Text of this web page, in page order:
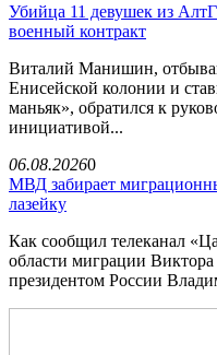
Убийца 11 девушек из
военный контракт
Виталий Манишин,
Енисейской колонии и
маньяк», обратился к
инициативой...
06.08.20260
МВД забирает
лазейку
Как сообщил телеканал
области миграции
президентом России